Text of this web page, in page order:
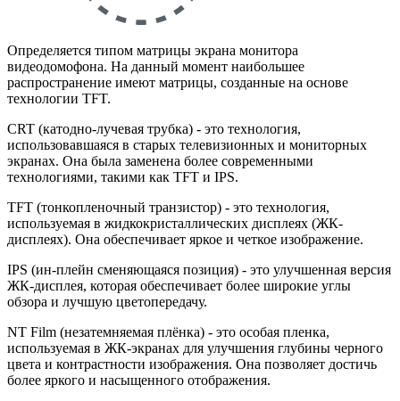
Определяется типом матрицы экрана монитора
видеодомофона. На данный момент наибольшее
распространение имеют матрицы, созданные на основе
технологии TFT.
CRT (катодно-лучевая трубка) - это технология,
использовавшаяся в старых телевизионных и мониторных
экранах. Она была заменена более современными
технологиями, такими как TFT и IPS.
TFT (тонкопленочный транзистор) - это технология,
используемая в жидкокристаллических дисплеях (ЖК-
дисплеях). Она обеспечивает яркое и четкое изображение.
IPS (ин-плейн сменяющаяся позиция) - это улучшенная версия
ЖК-дисплея, которая обеспечивает более широкие углы
обзора и лучшую цветопередачу.
NT Film (незатемняемая плёнка) - это особая пленка,
используемая в ЖК-экранах для улучшения глубины черного
цвета и контрастности изображения. Она позволяет достичь
более яркого и насыщенного отображения.